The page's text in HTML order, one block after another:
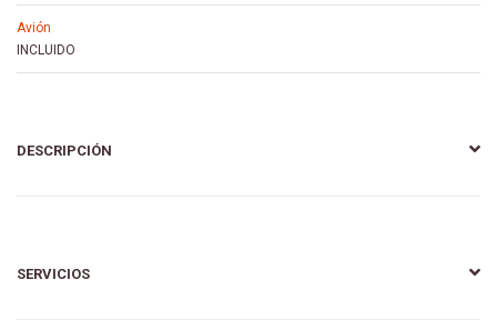
DESCRIPCIÓN
SERVICIOS
avión
INCLUIDO